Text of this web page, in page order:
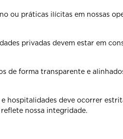
ou práticas ilícitas em nossas
privadas devem estar em
de forma transparente e
hospitalidades deve ocorrer
nossa integridade.